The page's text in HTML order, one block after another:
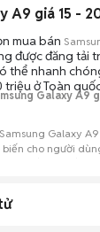
mua bán
được đăng tải
thể nhanh
triệu ở Toàn
Galaxy A9
Galaxy
biến cho người
so với khi mới ra
nhiều cá nhân
trạng bảo hành,